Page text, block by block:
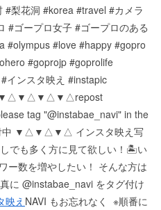
#梨花洞 #korea #travel #カメラ
#ゴープロ女子 #ゴープロのある
#olympus #love #happy #gopro
#goprojp #goprolife
インスタ映え #instapic
repost
tag "@instabae_navi" in the
▼△▼△▼△ インスタ映え写
でも多く方に見て欲しい！ 🏝い
ー数を増やしたい！ そんな方は
に @instabae_navi をタグ付け
映え NAVI もお忘れなく ️ ※順番に